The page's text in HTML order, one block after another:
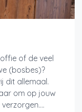
of de veel
(bosbes)?
dit allemaal.
om op jouw